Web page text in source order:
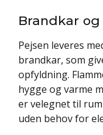
Brandkar
Pejsen leveres
brandkar, som
opfyldning.
hygge og varme
er velegnet til
uden behov for